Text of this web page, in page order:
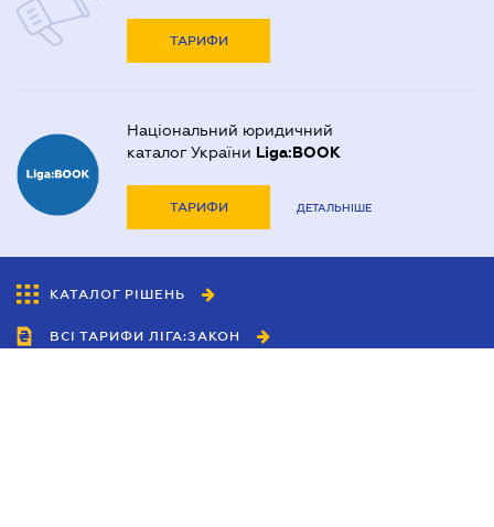
ТАРИФИ
Національний юридичний
каталог України Liga:BOOK
ТАРИФИ ДЕТАЛЬНІШЕ
КАТАЛОГ РІШЕНЬ
ВСІ ТАРИФИ ЛІГА:ЗАКОН